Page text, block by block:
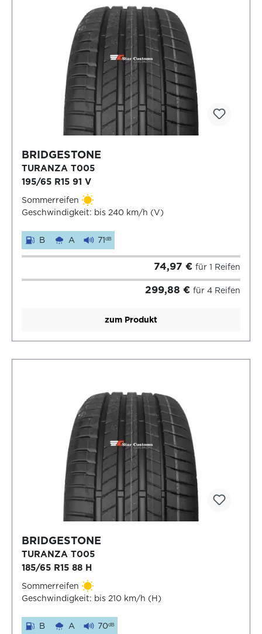
BRIDGESTONE
TURANZA T005
195/65 R15 91 V
Sommerreifen
Geschwindigkeit: bis 240 km/h (V)
B A 71dB
74,97 € für 1 Reifen
299,88 € für 4 Reifen
zum Produkt
BRIDGESTONE
TURANZA T005
185/65 R15 88 H
Sommerreifen
Geschwindigkeit: bis 210 km/h (H)
B A 70dB